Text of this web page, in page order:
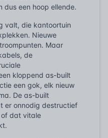
dus een hoop ellende.
valt, die kantoortuin
Nieuwe
Maar
de
kloppend as-built
een gok, elk nieuw
De as-built
er onnodig destructief
dat vitale